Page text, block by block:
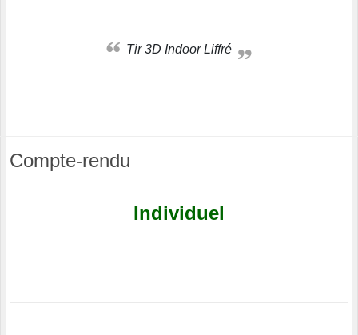
Tir 3D Indoor Liffré
Compte-rendu
Individuel